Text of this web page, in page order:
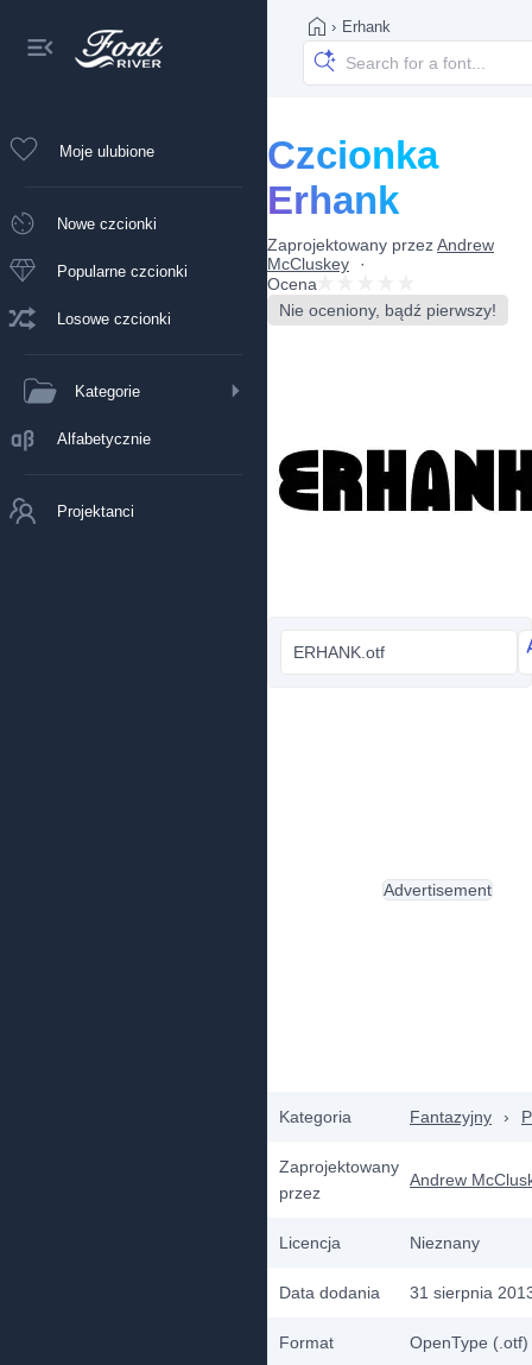
Moje ulubione
Nowe czcionki
Popularne czcionki
Losowe czcionki
Kategorie
Alfabetycznie
Projektanci
› Erhank
Czcionka
Erhank
Zaprojektowany przezAndrew
McCluskey
Ocena
Nie oceniony, bądź pierwszy!
ERHANK.otf
Kategoria Fantazyjny ›
Zaprojektowany
przez
Andrew
Licencja Nieznany
Data dodania 31 sierpnia
Format OpenType (.otf)
Advertisement